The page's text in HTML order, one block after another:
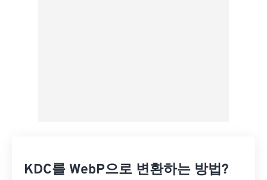
KDC를 WebP으로 변환하는 방법?